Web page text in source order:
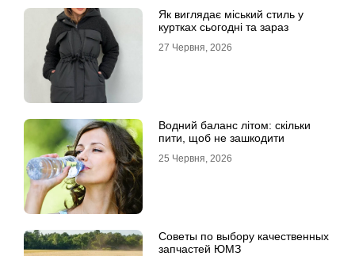
Як виглядає міський стиль у
куртках сьогодні та зараз
27 Червня, 2026
Водний баланс літом: скільки
пити, щоб не зашкодити
25 Червня, 2026
Советы по выбору качественных
запчастей ЮМЗ